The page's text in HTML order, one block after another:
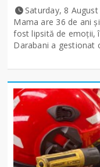
Saturday, 8
Mama are 36 de ani
fost lipsită de emoții,
Darabani a gestionat